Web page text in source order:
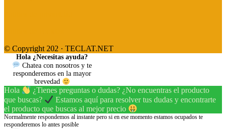
© Copyright 202 · TECLAT.NET
Hola ¿Necesitas ayuda?
Chatea con nosotros y te
responderemos en la mayor
brevedad
Hola
¿Tienes preguntas o dudas? ¿No encuentras el producto
que buscas?
Estamos aquí para resolver tus dudas y encontrarte
el producto que buscas al mejor precio
Normalmente respondemos al instante pero si en ese momento estamos ocupados te
responderemos lo antes posible